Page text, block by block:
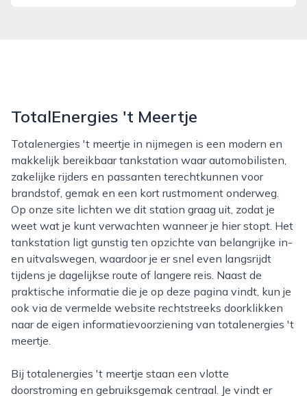
TotalEnergies 't Meertje
Totalenergies 't meertje in nijmegen is een modern en
makkelijk bereikbaar tankstation waar automobilisten,
zakelijke rijders en passanten terechtkunnen voor
brandstof, gemak en een kort rustmoment onderweg.
Op onze site lichten we dit station graag uit, zodat je
weet wat je kunt verwachten wanneer je hier stopt. Het
tankstation ligt gunstig ten opzichte van belangrijke in-
en uitvalswegen, waardoor je er snel even langsrijdt
tijdens je dagelijkse route of langere reis. Naast de
praktische informatie die je op deze pagina vindt, kun je
ook via de vermelde website rechtstreeks doorklikken
naar de eigen informatievoorziening van totalenergies 't
meertje.
Bij totalenergies 't meertje staan een vlotte
doorstroming en gebruiksgemak centraal. Je vindt er